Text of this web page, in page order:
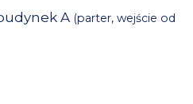
A (parter, wejście od